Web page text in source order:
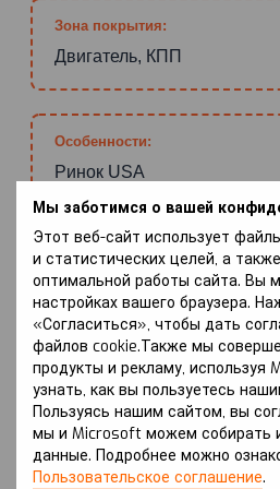
Мы заботимся о вашей
Этот веб-сайт использует
и статистических целей, а
оптимальной работы сайта. Вы
настройках вашего браузера.
«Согласиться», чтобы дать
файлов cookie.Также мы
продукты и рекламу, используя
узнать, как вы пользуетесь
Пользуясь нашим сайтом, вы
мы и Microsoft можем собирать
данные. Подробнее можно
Пользовательское соглашение.
Зона покрытия:
Двигатель, КПП
Особенности:
Ринок USA
ПРЕИМУЩЕСТВА
НАДЕЖНАЯ ЗАЩИТА
Защита картера двигателя
повреждения при ударах об
привести к утечке масла.